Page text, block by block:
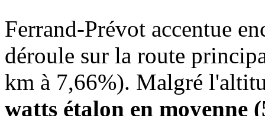
Ferrand-Prévot accentue
déroule sur la route
km à 7,66%). Malgré
watts étalon en moyenne